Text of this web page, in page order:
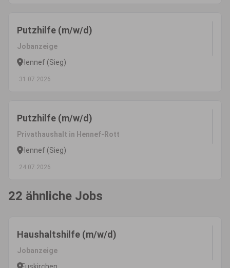
Putzhilfe (m/w/d)
Jobanzeige
Hennef (Sieg)
31.07.2026
Putzhilfe (m/w/d)
Privathaushalt in Hennef-Rott
Hennef (Sieg)
24.07.2026
22 ähnliche Jobs
Haushaltshilfe (m/w/d)
Jobanzeige
Euskirchen